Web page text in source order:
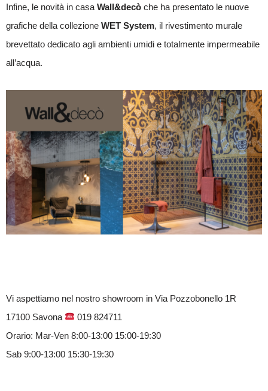
Infine, le novità in casa Wall&decò che ha presentato le nuove
grafiche della collezione WET System, il rivestimento murale
brevettato dedicato agli ambienti umidi e totalmente impermeabile
all’acqua.
Vi aspettiamo nel nostro showroom in Via Pozzobonello 1R
17100 Savona
019 824711
Orario: Mar-Ven 8:00-13:00 15:00-19:30
Sab 9:00-13:00 15:30-19:30